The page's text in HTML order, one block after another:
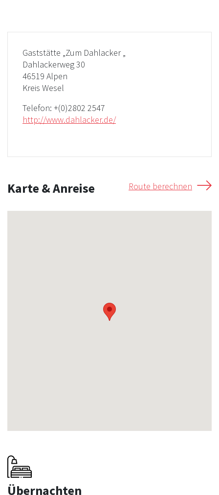
Gaststätte „Zum Dahlacker „
Dahlackerweg 30
46519 Alpen
Kreis Wesel
Telefon: +(0)2802 2547
http://www.dahlacker.de/
Karte & Anreise Route berechnen
Übernachten